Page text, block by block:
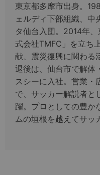
東京都多摩市出身。
ェルディ下部組織、
タ仙台入団。2014年
式会社TMFC」を立ち
献、震災復興に関わる
退後は、仙台市で解体
スシーに入社。営業・
で、サッカー解説者と
躍。プロとしての豊か
ムの垣根を越えてサッ